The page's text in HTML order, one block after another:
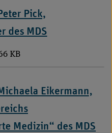
Pick,
des MDS
KB
Eikermann,
Medizin“ des MDS